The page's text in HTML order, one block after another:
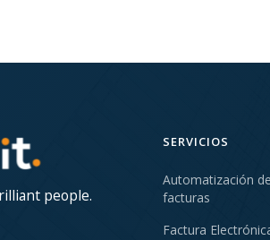
people.
SERVICIOS
Automatización de
facturas
Factura